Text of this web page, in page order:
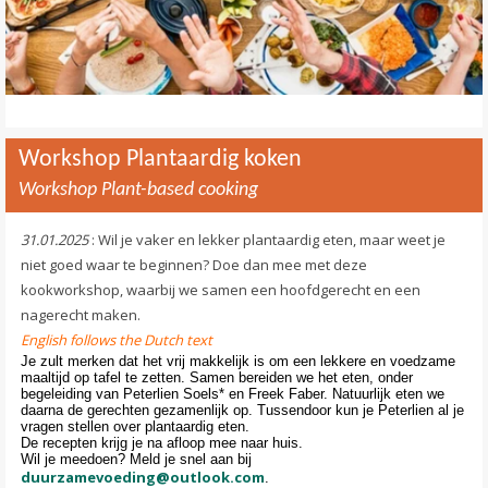
Workshop Plantaardig koken
Workshop Plant-based cooking
31.01.2025: Wil je vaker en lekker plantaardig eten, maar weet je
niet goed waar te beginnen? Doe dan mee met deze
kookworkshop, waarbij we samen een hoofdgerecht en een
nagerecht maken.
English follows the Dutch text
Je zult merken dat het vrij makkelijk is om een lekkere en voedzame
maaltijd op tafel te zetten. Samen bereiden we het eten, onder
begeleiding van Peterlien Soels* en Freek Faber. Natuurlijk eten we
daarna de gerechten gezamenlijk op. Tussendoor kun je Peterlien al je
vragen stellen over plantaardig eten.
De recepten krijg je na afloop mee naar huis.
Wil je meedoen? Meld je snel aan bij
duurzamevoeding@outlook.com